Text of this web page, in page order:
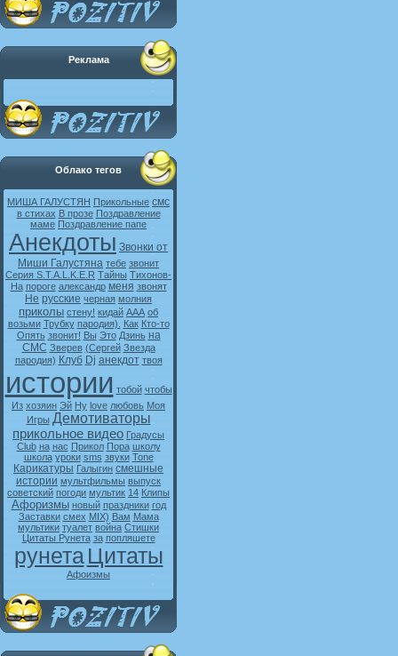
Реклама
Облако тегов
МИША ГАЛУСТЯН Прикольные смс
в стихах В прозе Поздравление
маме Поздравление папе
Анекдоты Звонки от
Миши Галустяна тебе звонит
Серия S.T.A.L.K.E.R Тайны Тихонов-
На пороге александр меня звонят
Не русские черная молния
приколы стену! кидай ААА об
возьми Трубку пародия). Как Кто-то
Опять звонит! Вы Это Дзинь на
СМС Зверев (Сергей Звезда
пародия) Клуб Dj анекдот твоя
истории тобой чтобы
Из хозяин Эй Ну love любовь Моя
Игры Демотиваторы
прикольное видео Градусы
Club на нас Прикол Пора школу
школа уроки sms звуки Tone
Карикатуры Галыгин смешные
истории мультфильмы выпуск
советский погоди мультик 14 Клипы
Афоризмы новый праздники год
Заставки смех MIX) Вам Мама
мультики туалет война Стишки
Цитаты Рунета за попляшете
рунетаЦитаты
Афоизмы